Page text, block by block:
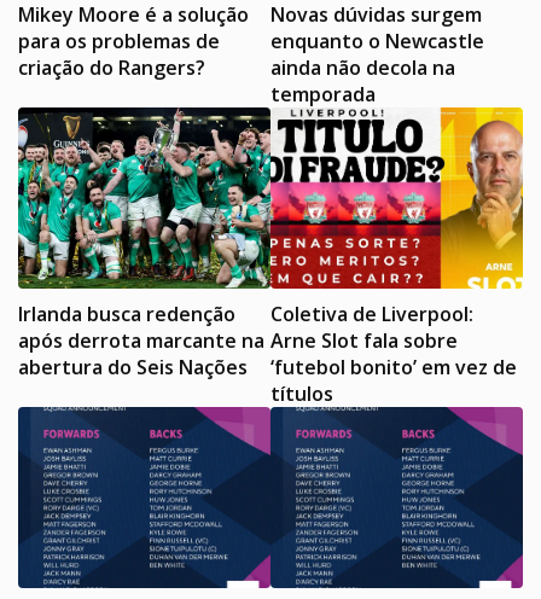
Mikey Moore é a solução
para os problemas de
criação do Rangers?
Novas dúvidas surgem
enquanto o Newcastle
ainda não decola na
temporada
Irlanda busca redenção
após derrota marcante na
abertura do Seis Nações
Coletiva de Liverpool:
Arne Slot fala sobre
‘futebol bonito’ em vez de
títulos